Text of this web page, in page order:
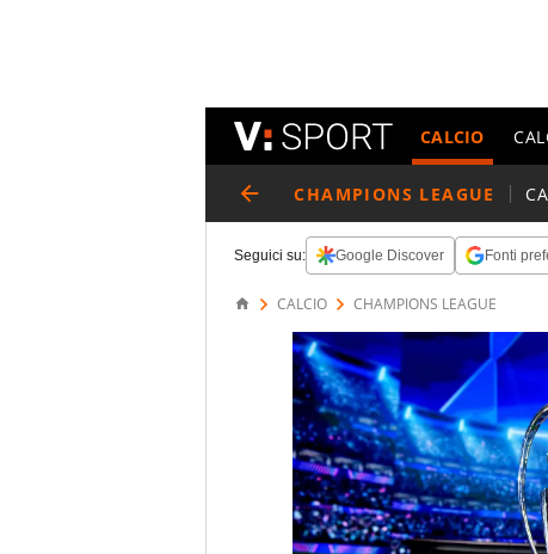
CALCIO
CHAMPIONS LEAGUE
Seguici su: Google Discover Fonti
CALCIO CHAMPIONS LEAGUE